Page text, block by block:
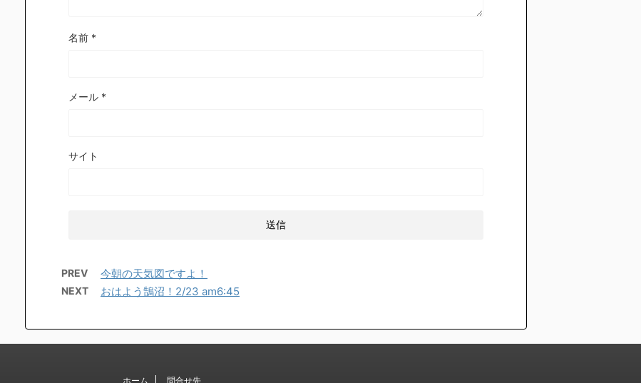
名前 *
メール *
サイト
PREV 今朝の天気図ですよ！
NEXT おはよう鵠沼！2/23 am6:45
ホーム 問合せ先